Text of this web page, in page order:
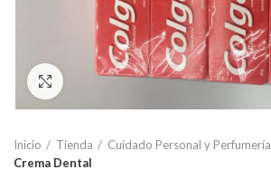
Click para ampliar
Inicio Tienda Cuidado Personal y Perfumería
Crema Dental